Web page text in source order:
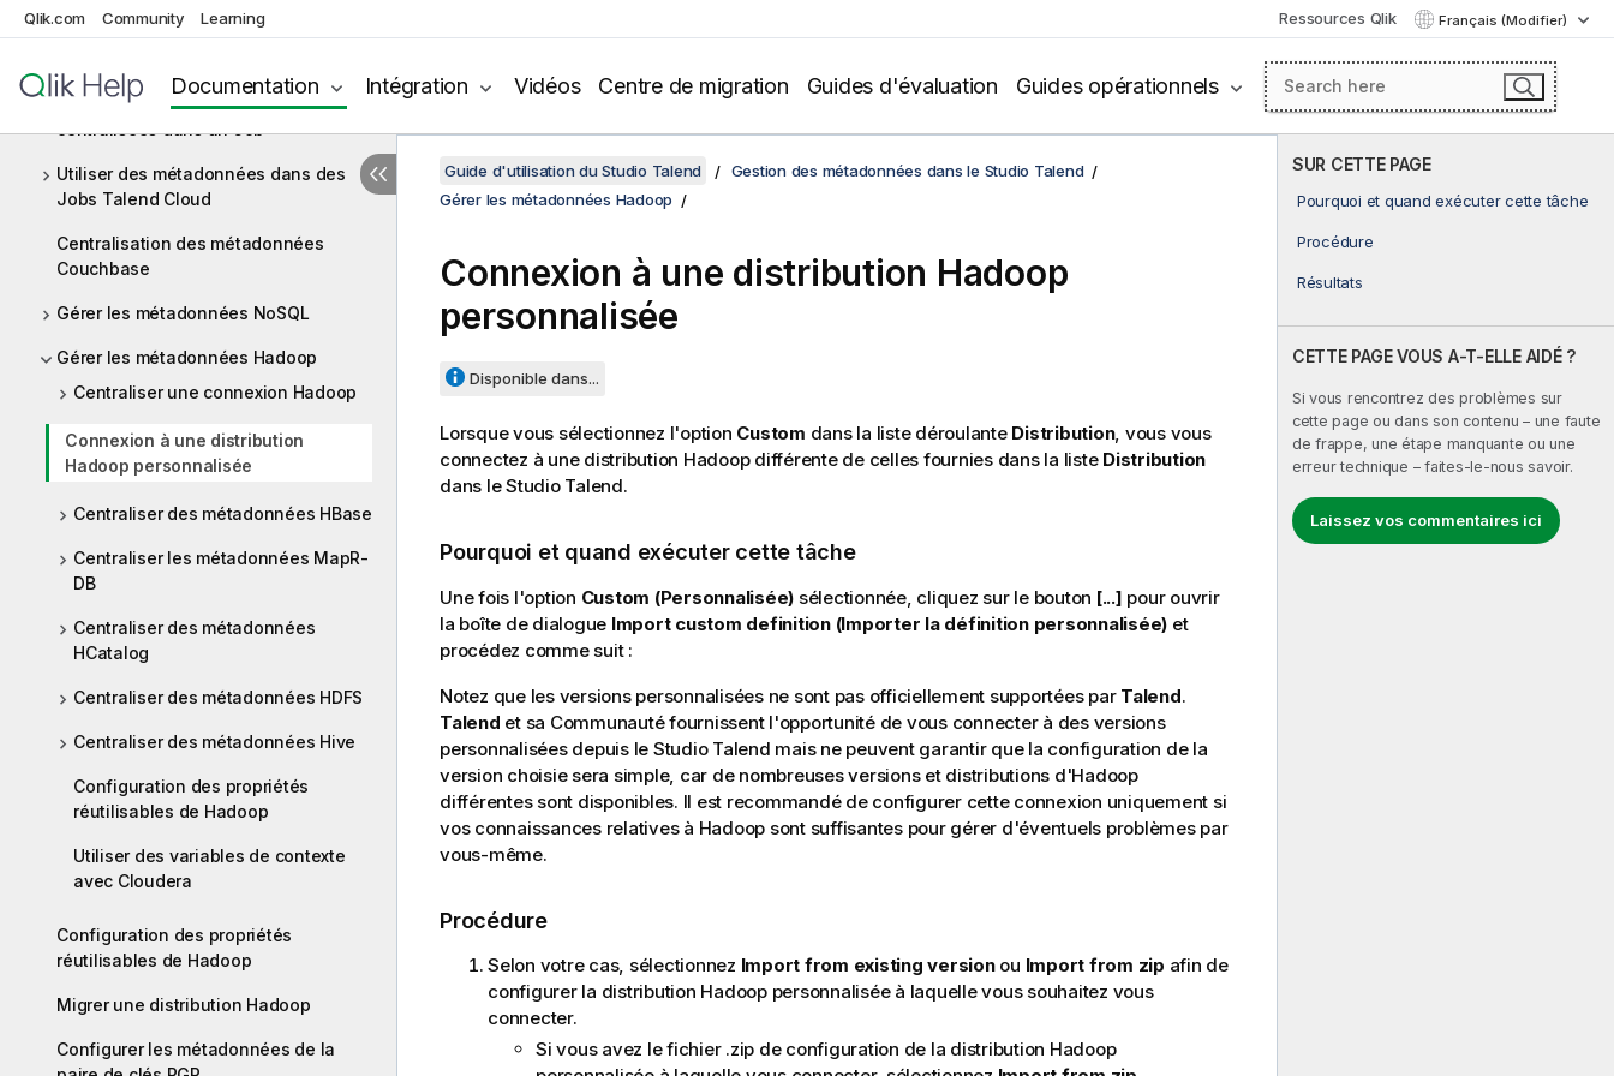
Qlik.com Community Learning Ressources Qlik Français (Modifier)
Documentation Intégration Vidéos Centre de migration Guides d'évaluation Guides opérationnels
Importer des métadonnées à partir
Comment utiliser les métadonnées
centralisées dans un Job
Utiliser des métadonnées dans des
Jobs Talend Cloud
Centralisation des métadonnées
Couchbase
Gérer les métadonnées NoSQL
Gérer les métadonnées Hadoop
Centraliser une connexion Hadoop
Connexion à une distribution
Hadoop personnalisée
Centraliser des métadonnées HBase
Centraliser les métadonnées MapR-
DB
Centraliser des métadonnées
HCatalog
Centraliser des métadonnées HDFS
Centraliser des métadonnées Hive
Configuration des propriétés
réutilisables de Hadoop
Utiliser des variables de contexte
avec Cloudera
Configuration des propriétés
réutilisables de Hadoop
Migrer une distribution Hadoop
Configurer les métadonnées de la
SUR CETTE PAGE
Pourquoi et quand exécuter cette tâche
Procédure
Résultats
CETTE PAGE VOUS A-T-ELLE AIDÉ ?
Si vous rencontrez des problèmes sur
cette page ou dans son contenu – une faute
de frappe, une étape manquante ou une
erreur technique – faites-le-nous savoir.
Laissez vos commentaires ici
Guide d'utilisation du Studio Talend
Gestion des métadonnées dans le Studio Talend
Gérer les métadonnées Hadoop
Connexion à une distribution Hadoop
personnalisée
Disponible dans...
Lorsque vous sélectionnez l'option Custom dans la liste déroulante Distribution, vous vous
connectez à une distribution Hadoop différente de celles fournies dans la liste Distribution
dans leStudio Talend.
Pourquoi et quand exécuter cette tâche
Une fois l'option Custom (Personnalisée) sélectionnée, cliquez sur le bouton [...] pour ouvrir
la boîte de dialogue Import custom definition (Importer la définition personnalisée) et
procédez comme suit :
Notez que les versions personnalisées ne sont pas officiellement supportées par Talend.
Talend et sa Communauté fournissent l'opportunité de vous connecter à des versions
personnalisées depuis le Studio Talend mais ne peuvent garantir que la configuration de la
version choisie sera simple, car de nombreuses versions et distributions d'Hadoop
différentes sont disponibles. Il est recommandé de configurer cette connexion uniquement si
vos connaissances relatives à Hadoop sont suffisantes pour gérer d'éventuels problèmes par
vous-même.
Procédure
Selon votre cas, sélectionnez Import from existing versionou Import from zip afin de
configurer la distribution Hadoop personnalisée à laquelle vous souhaitez vous
connecter.
Si vous avez le fichier .zip de configuration de la distribution Hadoop